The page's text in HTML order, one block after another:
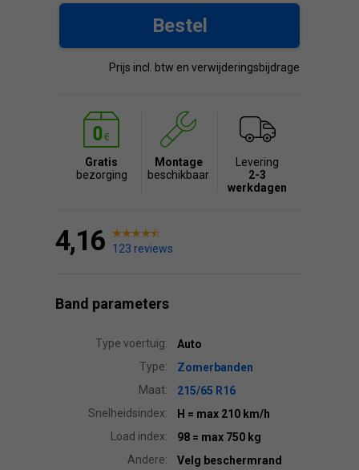
Bestel
Prijs incl. btw en verwijderingsbijdrage
Gratis
bezorging
Montage
beschikbaar
Levering
2-3
werkdagen
4,16 123 reviews
Band parameters
Type voertuig:
Auto
Type:
Zomerbanden
Maat:
215/65 R16
Snelheidsindex:
H = max 210 km/h
Load index:
98 = max 750 kg
Andere:
Velg beschermrand